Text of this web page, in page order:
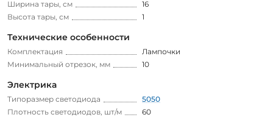
Ширина тары, см
16
Высота тары, см
1
Технические особенности
Комплектация
Лампочки
Минимальный отрезок, мм
10
Электрика
Типоразмер светодиода
5050
Плотность светодиодов, шт/м
60